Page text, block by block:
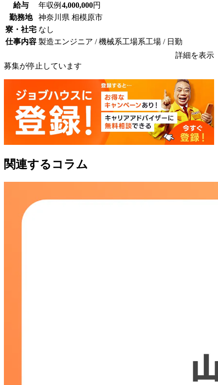
給与 年収例 4,000,000円
勤務地
神奈川県 相模原市
寮・社宅 なし
仕事内容 製造エンジニア / 機械系工場系工場 / 日勤
詳細を表示
募集が停止しています
関連するコラム